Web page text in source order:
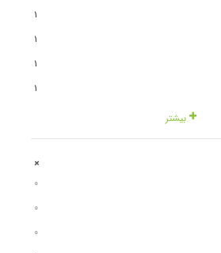
١
١
١
١
بیشتر
+
٠
٠
٠